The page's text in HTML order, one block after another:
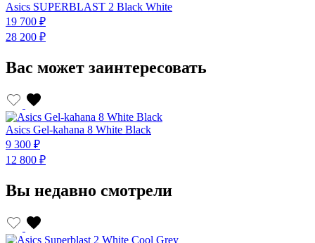
Asics SUPERBLAST 2 Black White
19 700 ₽
28 200 ₽
Вас может заинтересовать
Asics Gel-kahana 8 White Black
9 300 ₽
12 800 ₽
Вы недавно смотрели